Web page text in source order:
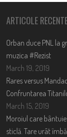
ARTICOLE
Orban duce PNL la
muzica #Rezist
March 19, 2019
Rares versus
Confruntarea
March 15, 2019
Moroiul care
sticlă. Tare urât